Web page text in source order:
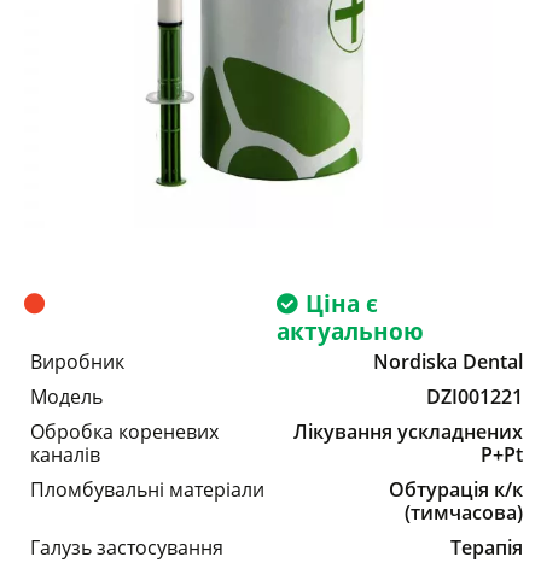
Ціна є
актуальною
Виробник
Nordiska Dental
Модель
DZI001221
Обробка кореневих
каналів
Лікування ускладнених
P+Pt
Пломбувальні матеріали
Обтурація к/к
(тимчасова)
Галузь застосування
Терапія